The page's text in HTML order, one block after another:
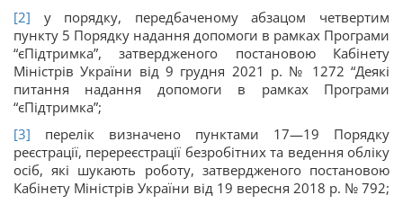
[2] у порядку, передбаченому абзацом четвертим
пункту 5 Порядку надання допомоги в рамках Програми
“єПідтримка”, затвердженого постановою Кабінету
Міністрів України від 9 грудня 2021 р. № 1272 “Деякі
питання надання допомоги в рамках Програми
“єПідтримка”;
[3] перелік визначено пунктами 17—19 Порядку
реєстрації, перереєстрації безробітних та ведення обліку
осіб, які шукають роботу, затвердженого постановою
Кабінету Міністрів України від 19 вересня 2018 р. № 792;